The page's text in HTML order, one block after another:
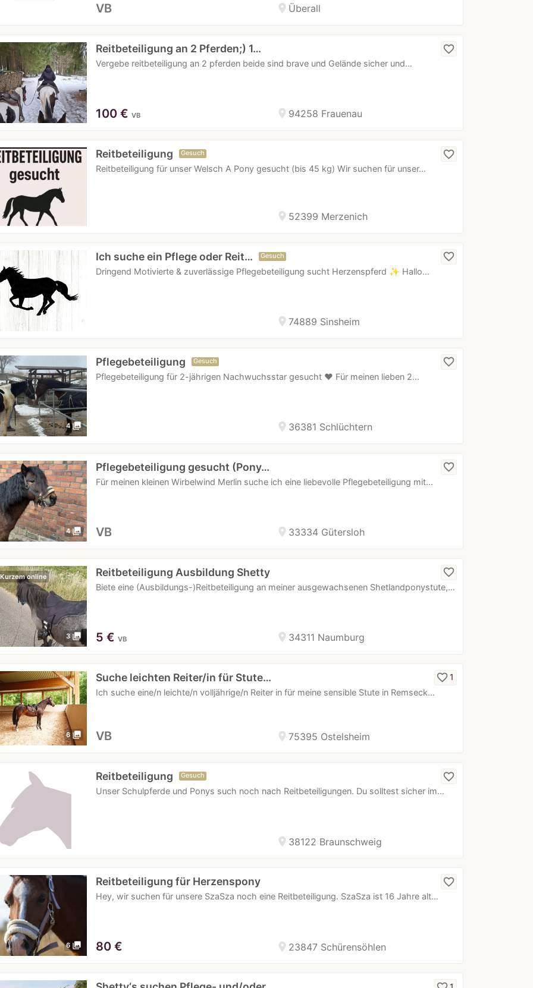
location_on Überall
VB
Reitbeteiligung an 2 Pferden;) 1…
Vergebe reitbeteiligung an 2 pferden beide sind brave und Gelände sicher und…
favorite_border
location_on 94258 Frauenau
100 € VB
Reitbeteiligung Gesuch
Reitbeteiligung für unser Welsch A Pony gesucht (bis 45 kg) Wir suchen für unser…
favorite_border
location_on 52399 Merzenich
Ich suche ein Pflege oder Reit… Gesuch
Dringend Motivierte & zuverlässige Pflegebeteiligung sucht Herzenspferd ✨ Hallo…
favorite_border
location_on 74889 Sinsheim
4 photo_library
Pflegebeteiligung Gesuch
Pflegebeteiligung für 2-jährigen Nachwuchsstar gesucht ❤️ Für meinen lieben 2…
favorite_border
location_on 36381 Schlüchtern
4 photo_library
Pflegebeteiligung gesucht (Pony…
Für meinen kleinen Wirbelwind Merlin suche ich eine liebevolle Pflegebeteiligung mit…
favorite_border
location_on 33334 Gütersloh
VB
3 photo_library
online Reitbeteiligung Ausbildung Shetty
Biete eine (Ausbildungs-)Reitbeteiligung an meiner ausgewachsenen Shetlandponystute,…
favorite_border
location_on 34311 Naumburg
5 € VB
6 photo_library
Suche leichten Reiter/in für Stute…
Ich suche eine/n leichte/n volljährige/n Reiter in für meine sensible Stute in Remseck…
favorite_border1
location_on 75395 Ostelsheim
VB
Reitbeteiligung Gesuch
Unser Schulpferde und Ponys such noch nach Reitbeteiligungen. Du solltest sicher im…
favorite_border
location_on 38122 Braunschweig
6 photo_library
Reitbeteiligung für Herzenspony
Hey, wir suchen für unsere SzaSza noch eine Reitbeteiligung. SzaSza ist 16 Jahre alt…
favorite_border
location_on 23847 Schürensöhlen
80 €